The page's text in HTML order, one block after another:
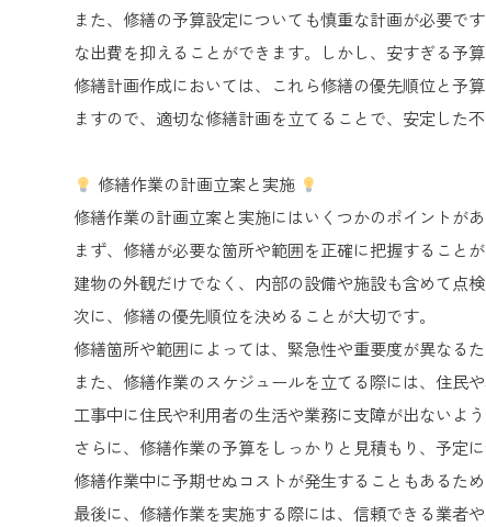
また、修繕の予算設定についても慎重な計画が必要で
な出費を抑えることができます。しかし、安すぎる予
修繕計画作成においては、これら修繕の優先順位と予
ますので、適切な修繕計画を立てることで、安定した
修繕作業の計画立案と実施
修繕作業の計画立案と実施にはいくつかのポイントがあ
まず、修繕が必要な箇所や範囲を正確に把握することが
建物の外観だけでなく、内部の設備や施設も含めて点
次に、修繕の優先順位を決めることが大切です。
修繕箇所や範囲によっては、緊急性や重要度が異なる
また、修繕作業のスケジュールを立てる際には、住民
工事中に住民や利用者の生活や業務に支障が出ないよ
さらに、修繕作業の予算をしっかりと見積もり、予定
修繕作業中に予期せぬコストが発生することもあるた
最後に、修繕作業を実施する際には、信頼できる業者